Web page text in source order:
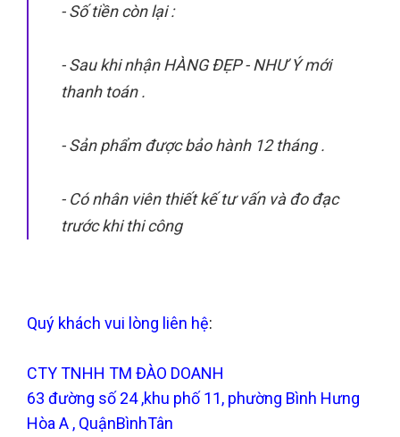
- Số tiền còn lại :
- Sau khi nhận HÀNG ĐẸP - NHƯ Ý mới
thanh toán .
- Sản phẩm được bảo hành 12 tháng .
- Có nhân viên thiết kế tư vấn và đo đạc
trước khi thi công
Quý khách vui lòng liên hệ:
CTY TNHH TM ĐÀO DOANH
63 đường số 24 ,khu phố 11, phường Bình Hưng
Hòa A , QuậnBìnhTân